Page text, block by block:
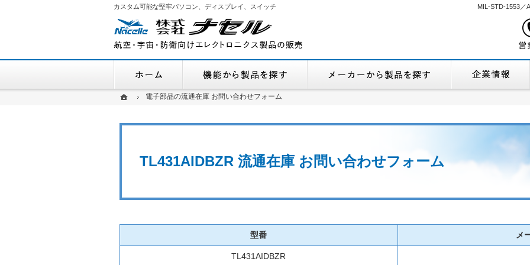
ホーム電子部品の流通在庫 お問い合わせフォーム
TL431AIDBZR 流通在庫 お問い合わせフォーム
MIL-STD-1553／
カスタム可能な堅牢パソコン、ディスプレイ、スイッチ
型番 メ
TL431AIDBZR
ホーム電子部品の流通在庫 お問い合わせフォーム